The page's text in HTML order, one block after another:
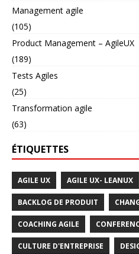
Management agile
(105)
Product Management – AgileUX
(189)
Tests Agiles
(25)
Transformation agile
(63)
ÉTIQUETTES
AGILE UX AGILE UX- LEANUX
BACKLOG DE PRODUIT
COACHING AGILE
CULTURE D'ENTREPRISE